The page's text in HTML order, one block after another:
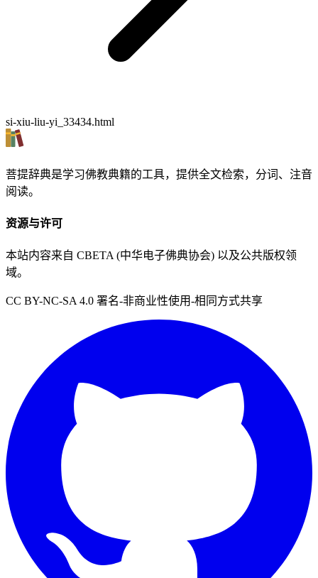
si-xiu-liu-yi_33434.html
菩提辞典是学习佛教典籍的工具，提供全文检索，分词、注音
阅读。
资源与许可
本站内容来自 CBETA (中华电子佛典协会) 以及公共版权领
域。
CC BY-NC-SA 4.0 署名-非商业性使用-相同方式共享